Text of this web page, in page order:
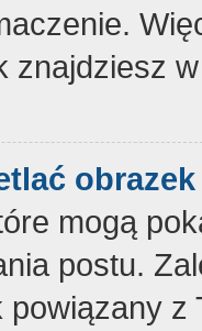
znajdziesz
mogą
postu.
z